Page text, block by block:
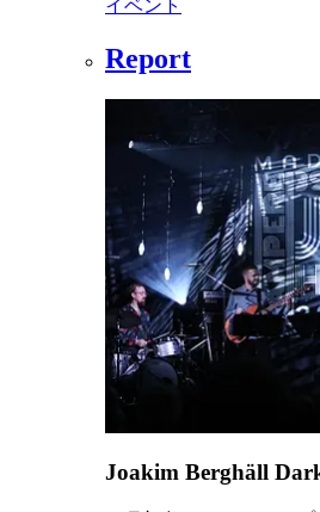
イベント
Report
Joakim Berghäll